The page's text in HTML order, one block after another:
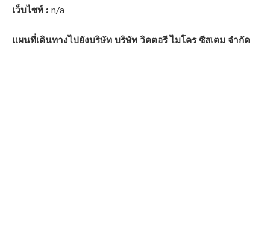
เว็บไซท์ : n/a
แผนที่เดินทางไปยังบริษัท บริษัท วิคตอรี ไมโคร ซีสเตม จำกัด